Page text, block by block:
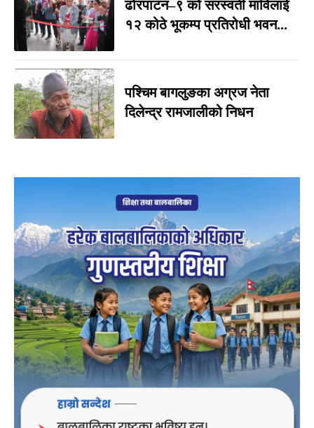
ढोरपाटन–९ को सरस्वती माविलाई
१२ कोठे भूकम्प प्रतिरोधी भवन...
पश्चिम बागलुङका अग्रज नेता
दिलेन्द्र रामजालीको निधन